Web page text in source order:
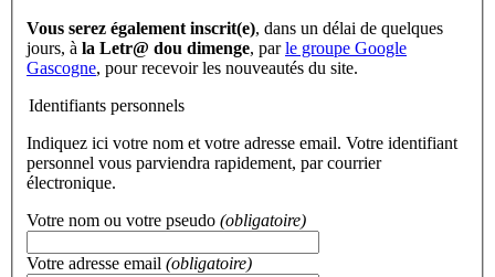
Vous serez également inscrit(e), dans un délai de quelques
jours, à la Letr@ dou dimenge, parle groupe Google
Gascogne, pour recevoir les nouveautés du site.
Identifiants personnels
Indiquez ici votre nom et votre adresse email. Votre identifiant
personnel vous parviendra rapidement, par courrier
électronique.
Votre nom ou votre pseudo (obligatoire)
Votre adresse email (obligatoire)